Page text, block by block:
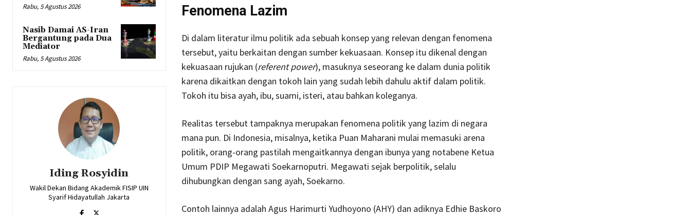
Rabu, 5 Agustus 2026
Nasib Damai AS-Iran
Bergantung pada Dua
Mediator
Rabu, 5 Agustus 2026
Iding Rosyidin
Wakil Dekan Bidang Akademik FISIP UIN
Syarif Hidayatullah Jakarta
Fenomena Lazim
Di dalam literatur ilmu politik ada sebuah konsep yang relevan dengan fenomena
tersebut, yaitu berkaitan dengan sumber kekuasaan. Konsep itu dikenal dengan
kekuasaan rujukan (referent power), masuknya seseorang ke dalam dunia politik
karena dikaitkan dengan tokoh lain yang sudah lebih dahulu aktif dalam politik.
Tokoh itu bisa ayah, ibu, suami, isteri, atau bahkan koleganya.
Realitas tersebut tampaknya merupakan fenomena politik yang lazim di negara
mana pun. Di Indonesia, misalnya, ketika Puan Maharani mulai memasuki arena
politik, orang-orang pastilah mengaitkannya dengan ibunya yang notabene Ketua
Umum PDIP Megawati Soekarnoputri. Megawati sejak berpolitik, selalu
dihubungkan dengan sang ayah, Soekarno.
Contoh lainnya adalah Agus Harimurti Yudhoyono (AHY) dan adiknya Edhie Baskoro